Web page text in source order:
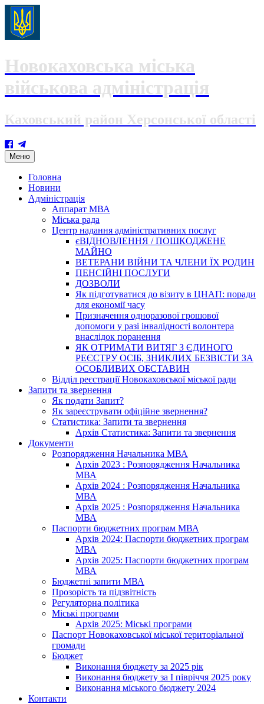
Новокаховська міська
військова адміністрація
Каховський район Херсонської області
Меню Skip
to
content
Головна
Новини
Адміністрація
Аппарат МВА
Міська рада
Центр надання адміністративних послуг
єВІДНОВЛЕННЯ / ПОШКОДЖЕНЕ
МАЙНО
ВЕТЕРАНИ ВІЙНИ ТА ЧЛЕНИ ЇХ РОДИН
ПЕНСІЙНІ ПОСЛУГИ
ДОЗВОЛИ
Як підготуватися до візиту в ЦНАП: поради
для економії часу
Призначення одноразової грошової
допомоги у разі інвалідності волонтера
внаслідок поранення
ЯК ОТРИМАТИ ВИТЯГ З ЄДИНОГО
РЕЄСТРУ ОСІБ, ЗНИКЛИХ БЕЗВІСТИ ЗА
ОСОБЛИВИХ ОБСТАВИН
Відділ реєстрації Новокаховської міської ради
Запити та звернення
Як подати Запит?
Як зареєструвати офіційне звернення?
Статистика: Запити та звернення
Архів Статистика: Запити та звернення
Документи
Розпорядження Начальника МВА
Архів 2023 : Розпорядження Начальника
МВА
Архів 2024 : Розпорядження Начальника
МВА
Архів 2025 : Розпорядження Начальника
МВА
Паспорти бюджетних програм МВА
Архів 2024: Паспорти бюджетних програм
МВА
Архів 2025: Паспорти бюджетних програм
МВА
Бюджетні запити МВА
Прозорість та підзвітність
Регуляторна політика
Міські програми
Архів 2025: Міські програми
Паспорт Новокаховської міської територіальної
громади
Бюджет
Виконання бюджету за 2025 рік
Виконання бюджету за І півріччя 2025 року
Виконання міського бюджету 2024
Контакти